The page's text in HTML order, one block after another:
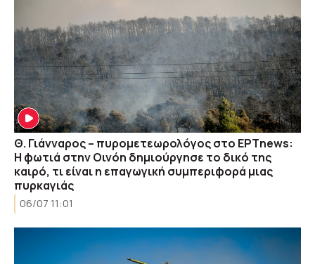
Θ. Γιάνναρος – πυρομετεωρολόγος στο ΕΡΤnews:
Η φωτιά στην Οινόη δημιούργησε το δικό της
καιρό, τι είναι η επαγωγική συμπεριφορά μιας
πυρκαγιάς
06/07 11:01